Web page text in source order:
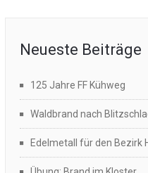
Neueste Beiträge
125 Jahre FF Kühweg
Waldbrand nach
Edelmetall für den Bezirk